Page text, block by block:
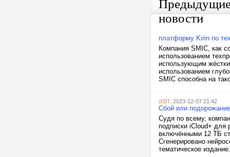
новости
платформу Kirin по
Компания SMIC, как
использованием
использующим
использованием
SMIC способна на
iXBT, 2023-12-07 21:42
Сбой или
Судя по всему,
подписки iCloud+ для
включёнными 12 ТБ
Сгенерировано
тематическое